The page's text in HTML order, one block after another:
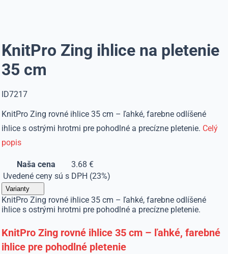
KnitPro Zing ihlice na pletenie
35 cm
ID7217
KnitPro Zing rovné ihlice 35 cm – ľahké, farebne odlíšené
ihlice s ostrými hrotmi pre pohodlné a precízne pletenie. Celý
popis
Naša cena
3.68 €
Uvedené ceny sú s DPH (23%)
Varianty
KnitPro Zing rovné ihlice 35 cm – ľahké, farebne odlíšené
ihlice s ostrými hrotmi pre pohodlné a precízne pletenie.
KnitPro Zing rovné ihlice 35 cm – ľahké, farebné
ihlice pre pohodlné pletenie